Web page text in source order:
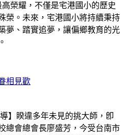
榮耀，不僅是宅港國小的歷史
榮。未來，宅港國小將持續秉持
夢、踏實追夢，讓偏鄉教育的光
相見歡
】睽違多年未見的挑大師，卽
總會總會長廖盛芳，今受台南市